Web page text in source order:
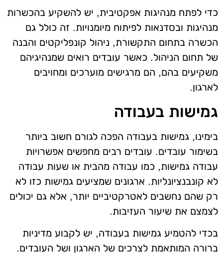
כדי לפתח מנהיגות אפקטיבית, יש להשקיע בהכשרות
מנהיגות ובסדנאות לפיתוח מיומנויות. זה כולל גם
הכשרה בתחום התקשורת, ניהול קונפליקטים והבנה
של תחום הניהול. כאשר עובדים רואים שמנהיגיהם
משקיעים בהם, הם מרגישים מוערכים ומחויבים
לארגון.
גמישות בעבודה
בימינו, גמישות בעבודה הפכה לגורם חשוב ביותר
בשימור עובדים. עובדים רבים מחפשים אפשרויות
עבודה גמישות, כמו עבודה מהבית או שעות עבודה
לא קונבנציונליות. ארגונים שמציעים גמישות כזו לא
רק שהם נחשבים לאטרקטיביים יותר, אלא גם יכולים
לצמצם את שיעור העזיבות.
בכדי להטמיע גמישות בעבודה, יש לקבוע מדיניות
ברורה המותאמת לצרכים של הארגון ושל העובדים.